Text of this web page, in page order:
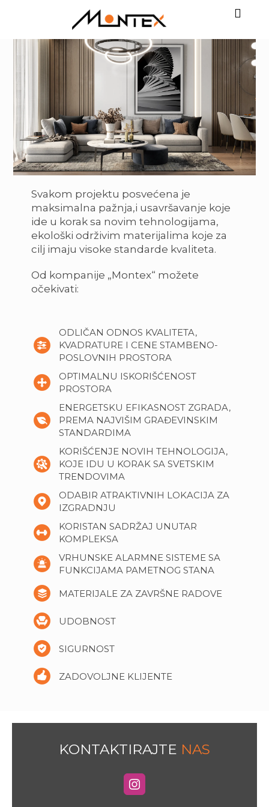
HOME
KONTAKT
Svakom projektu posvećena je
maksimalna pažnja,i usavršavanje koje
ide u korak sa novim tehnologijama,
ekološki održivim materijalima koje za
cilj imaju visoke standarde kvaliteta.
Od kompanije „Montex“ možete
očekivati:
ODLIČAN ODNOS KVALITETA,
KVADRATURE I CENE STAMBENO-
POSLOVNIH PROSTORA
OPTIMALNU ISKORIŠĆENOST
PROSTORA
ENERGETSKU EFIKASNOST ZGRADA,
PREMA NAJVIŠIM GRAĐEVINSKIM
STANDARDIMA
KORIŠĆENJE NOVIH TEHNOLOGIJA,
KOJE IDU U KORAK SA SVETSKIM
TRENDOVIMA
ODABIR ATRAKTIVNIH LOKACIJA ZA
IZGRADNJU
KORISTAN SADRŽAJ UNUTAR
KOMPLEKSA
VRHUNSKE ALARMNE SISTEME SA
FUNKCIJAMA PAMETNOG STANA
MATERIJALE ZA ZAVRŠNE RADOVE
UDOBNOST
SIGURNOST
ZADOVOLJNE KLIJENTE
KONTAKTIRAJTE NAS